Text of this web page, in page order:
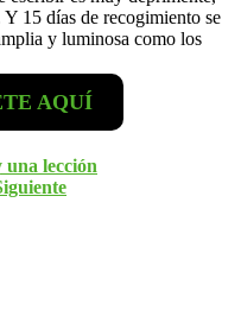
15 días de recogimiento se
y luminosa como los
AQUÍ
una lección